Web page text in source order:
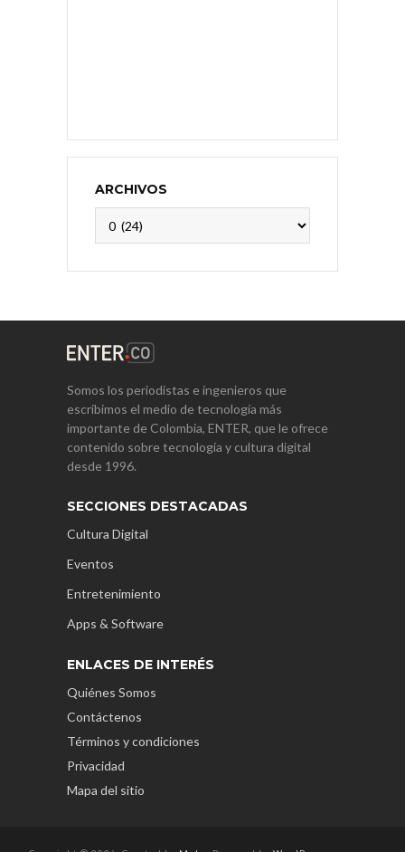
ARCHIVOS
Somos los periodistas e ingenieros que
escribimos el medio de tecnología más
importante de Colombia, ENTER, que le ofrece
contenido sobre tecnología y cultura digital
desde 1996.
SECCIONES DESTACADAS
Cultura Digital
Eventos
Entretenimiento
Apps & Software
ENLACES DE INTERÉS
Quiénes Somos
Contáctenos
Términos y condiciones
Privacidad
Mapa del sitio